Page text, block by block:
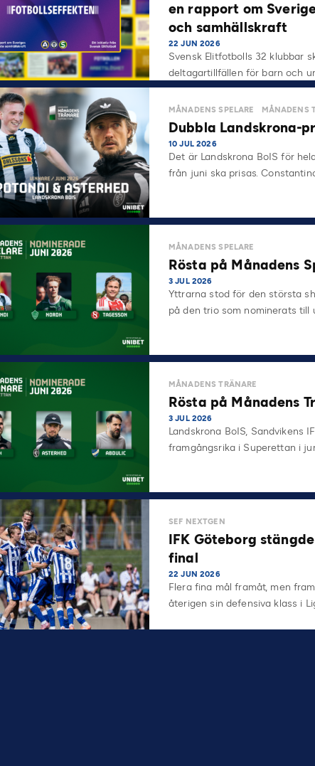
en rapport om
och samhällskraft
22 JUN 2026
Svensk Elitfotbolls 32 klubbar
deltagartillfällen för barn och
på…
MÅNADENS SPELARE MÅNADENS
Dubbla Landskrona-
10 JUL 2026
Det är Landskrona BoIS för
från juni ska prisas.
MÅNADENS SPELARE
Rösta på Månadens
3 JUL 2026
Yttrarna stod för den största
på den trio som nominerats till
MÅNADENS TRÄNARE
Rösta på Månadens
3 JUL 2026
Landskrona BoIS, Sandvikens
framgångsrika i Superettan i
SEF NEXTGEN
IFK Göteborg
final
22 JUN 2026
Flera fina mål framåt, men
återigen sin defensiva klass i